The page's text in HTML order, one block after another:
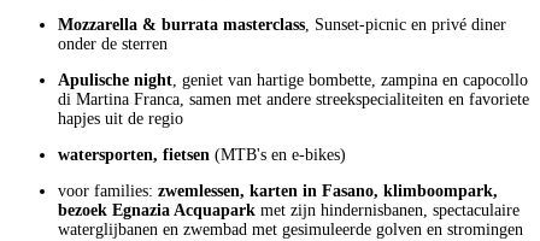
Mozzarella & burrata masterclass, Sunset-picnic en privé diner
onder de sterren
Apulische night, geniet van hartige bombette, zampina en capocollo
di Martina Franca, samen met andere streekspecialiteiten en favoriete
hapjes uit de regio
watersporten, fietsen (MTB's en e-bikes)
voor families: zwemlessen, karten in Fasano, klimboompark,
bezoek Egnazia Acquapark met zijn hindernisbanen, spectaculaire
waterglijbanen en zwembad met gesimuleerde golven en stromingen